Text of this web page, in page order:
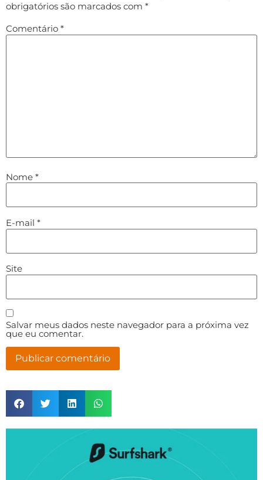
obrigatórios são marcados com *
Comentário *
Nome *
E-mail *
Site
Salvar meus dados neste navegador para a próxima vez
que eu comentar.